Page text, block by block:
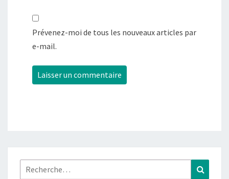
Prévenez-moi de tous les nouveaux articles par
e-mail.
Rechercher :